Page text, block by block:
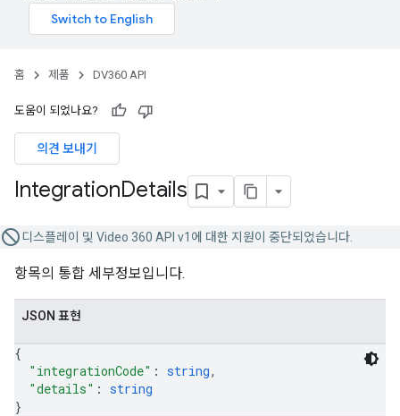
홈 제품 DV360 API
도움이 되었나요?
의견 보내기
IntegrationDetails
디스플레이 및 Video 360 API v1에 대한 지원이 중단되었습니다.
항목의 통합 세부정보입니다.
JSON 표현
{
"integrationCode" : string,
"details" : string
}